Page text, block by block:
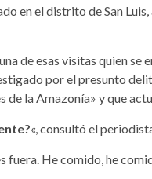
en el distrito de San
de esas visitas quien se
por el presunto
de la Amazonía» y que
«, consultó el
fuera. He comido, he